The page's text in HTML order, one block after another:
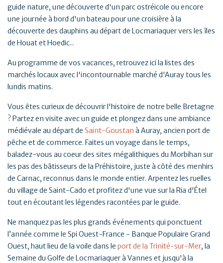
guide nature, une découverte d'un parc ostréicole ou encore
une journée à bord d'un bateau pour une croisière à la
découverte des dauphins au départ de Locmariaquer vers les îles
de Houat et Hoedic...
Au programme de vos vacances, retrouvez ici la listes des
marchés locaux avec l'incontournable marché d'Auray tous les
lundis matins.
Vous êtes curieux de découvrir l'histoire de notre belle Bretagne
? Partez en visite avec un guide et plongez dans une ambiance
médiévale au départ de Saint-Goustan à Auray, ancien port de
pêche et de commerce. Faites un voyage dans le temps,
baladez-vous au coeur des sites mégalithiques du Morbihan sur
les pas des bâtisseurs de la Préhistoire, juste à côté des menhirs
de Carnac, reconnus dans le monde entier. Arpentez les ruelles
du village de Saint-Cado et profitez d'une vue sur la Ria d'Étel
tout en écoutant les légendes racontées par le guide.
Ne manquez pas les plus grands événements qui ponctuent
l’année comme le Spi Ouest-France - Banque Populaire Grand
Ouest, haut lieu de la voile dans le port de la Trinité-sur-Mer, la
Semaine du Golfe de Locmariaquer à Vannes et jusqu'à la